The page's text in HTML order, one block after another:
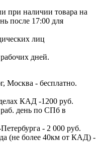
при наличии товара на
после 17:00 для
лиц
дней.
Москва - бесплатно.
КАД -1200 руб.
день по СПб в
- 2 000 руб.
(не более 40км от КАД) -